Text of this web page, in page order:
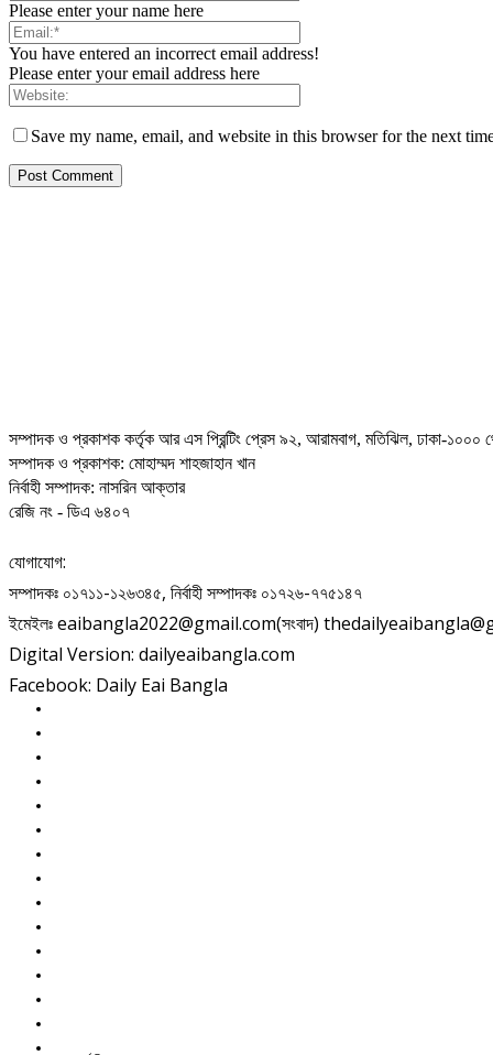
Please enter your name here
You have entered an incorrect email address!
Please enter your email address here
Save my name, email, and website in this browser for the next
সম্পাদক ও প্রকাশক কর্তৃক আর এস প্রিন্টিং প্রেস ৯২, আরামবাগ, মতিঝিল, ঢাকা-
সম্পাদক ও প্রকাশক: মোহাম্মদ শাহজাহান খান
নির্বাহী সম্পাদক: নাসরিন আক্তার
রেজি নং - ডিএ ৬৪০৭
যোগাযোগ:
সম্পাদকঃ ০১৭১১-১২৬৩৪৫, নির্বাহী সম্পাদকঃ ০১৭২৬-৭৭৫১৪৭
ইমেইলঃ eaibangla2022@gmail.com(সংবাদ)
Digital Version: dailyeaibangla.com
Facebook: Daily Eai Bangla